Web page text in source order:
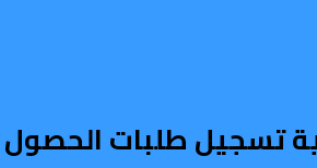
تسجيل طلبات الحصول